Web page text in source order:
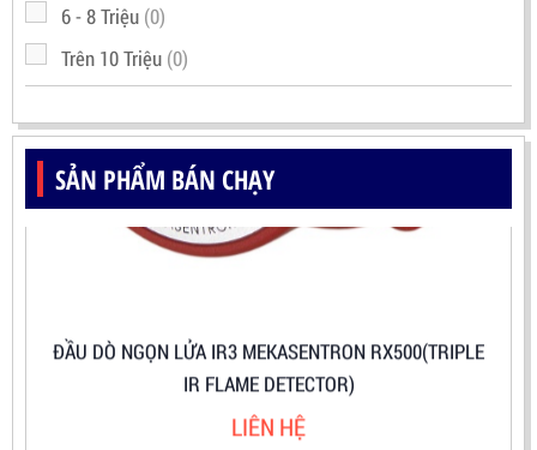
6 - 8 Triệu (0)
Trên 10 Triệu (0)
SẢN PHẨM BÁN CHẠY
ĐẦU DÒ NGỌN LỬA IR3 MEKASENTRON RX500(TRIPLE
LIÊN HỆ
Mã sản phẩm: RX500